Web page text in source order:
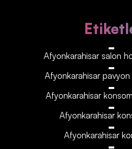
Afyonkarahisar‎‎‎‎ salon
Afyonkarahisar‎‎‎‎ pavyon
Afyonkarahisar‎‎‎‎
Afyonkarahisar‎‎‎‎
Afyonkarahisar‎‎‎‎